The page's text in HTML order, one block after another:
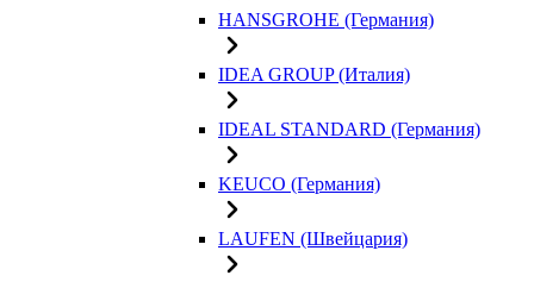
HANSGROHE (Германия)
IDEA GROUP (Италия)
IDEAL STANDARD (Германия)
KEUCO (Германия)
LAUFEN (Швейцария)